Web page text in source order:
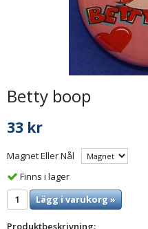
Betty boop
33 kr
Magnet Eller Nål
Finns i lager
Lägg i varukorg »
Produktbeskrivning: